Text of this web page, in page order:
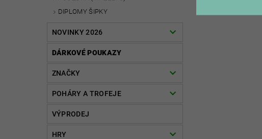
DIPLOMY ŠIPKY
NOVINKY 2026
DÁRKOVÉ POUKAZY
ZNAČKY
POHÁRY A TROFEJE
VÝPRODEJ
HRY